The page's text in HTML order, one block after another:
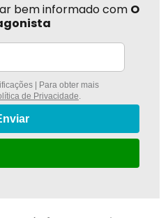
bem informado com O
| Para obter mais
de Privacidade.